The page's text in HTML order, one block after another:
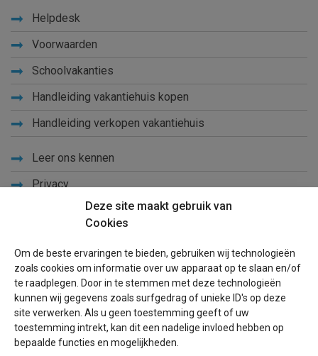
Deze site maakt gebruik van
Cookies
Om de beste ervaringen te bieden, gebruiken wij technologieën
zoals cookies om informatie over uw apparaat op te slaan en/of
te raadplegen. Door in te stemmen met deze technologieën
kunnen wij gegevens zoals surfgedrag of unieke ID's op deze
site verwerken. Als u geen toestemming geeft of uw
toestemming intrekt, kan dit een nadelige invloed hebben op
bepaalde functies en mogelijkheden.
Helpdesk
Voorwaarden
Schoolvakanties
Handleiding vakantiehuis kopen
Handleiding verkopen vakantiehuis
Leer ons kennen
Privacy
Blog
Voor eigenaren
Een advertentie plaatsen